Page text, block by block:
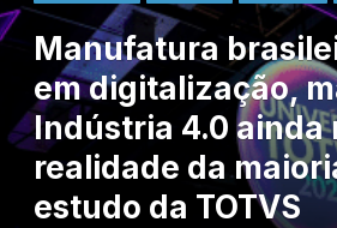
Manufatura
em digitalização,
Indústria 4.0 ainda
realidade da
estudo da TOTVS